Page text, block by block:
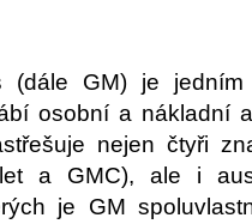
(dále GM) je
osobní a nákladní
nejen čtyři
a GMC), ale i
je GM